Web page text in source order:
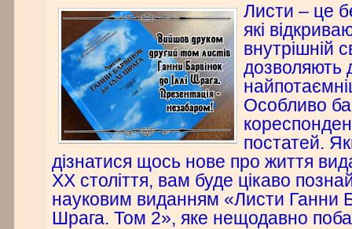
Листи – це
які
внутрішній
дозволяють
Особливо
постатей.
дізнатися щось нове про життя
ХХ століття, вам буде цікаво
науковим виданням «Листи Ганни
Шрага. Том 2», яке нещодавно